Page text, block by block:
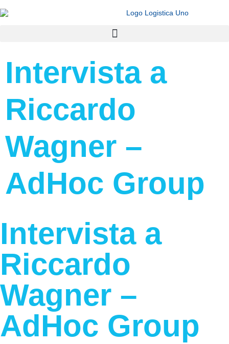
Intervista a
Riccardo
Wagner –
AdHoc Group
Intervista a
Riccardo
Wagner –
AdHoc Group